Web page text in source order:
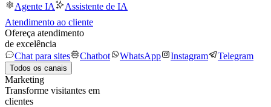
Agente IA
Assistente de IA
Atendimento ao cliente
Ofereça atendimento
de excelência
Chat para sites
Chatbot WhatsApp Instagram Telegram
Todos os canais
Marketing
Transforme visitantes em
clientes